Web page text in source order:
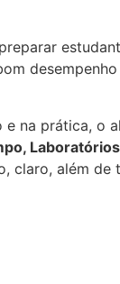
na prática, o
claro, além